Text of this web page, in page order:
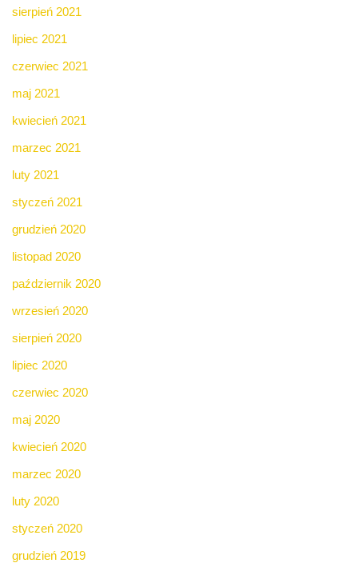
sierpień 2021
lipiec 2021
czerwiec 2021
maj 2021
kwiecień 2021
marzec 2021
luty 2021
styczeń 2021
grudzień 2020
listopad 2020
październik 2020
wrzesień 2020
sierpień 2020
lipiec 2020
czerwiec 2020
maj 2020
kwiecień 2020
marzec 2020
luty 2020
styczeń 2020
grudzień 2019